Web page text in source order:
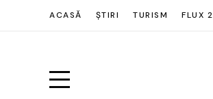
ACASĂ ȘTIRI TURISM FLUX